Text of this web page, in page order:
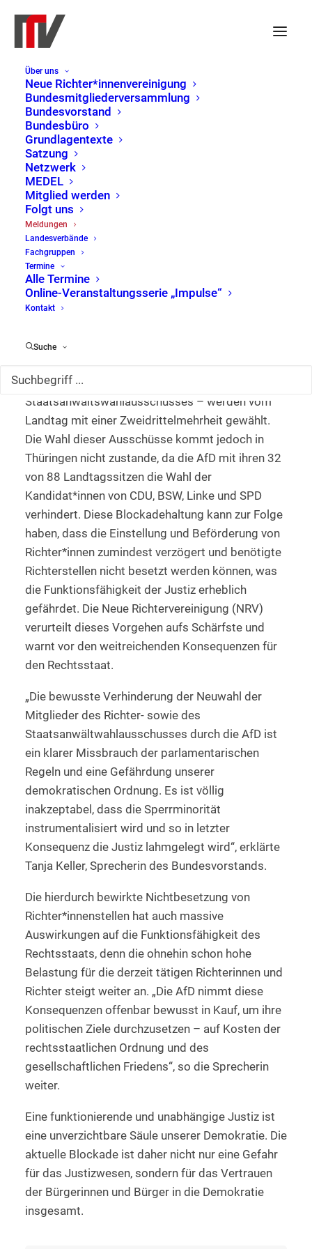
Über uns
Neue Richter*innenvereinigung
Bundesmitgliederversammlung
Bundesvorstand
Bundesbüro
Grundlagentexte
Satzung
Netzwerk
MEDEL
Mitglied werden
Folgt uns
Meldungen
Landesverbände
Fachgruppen
Termine
Alle Termine
Online-Veranstaltungsserie „Impulse“
Kontakt
Suche
Missbrauch der
Sperrminorität: AfD
blockiert
Richterwahlausschuss in
Thüringen
11. Februar 2025
Bundesvorstand
Die AfD in Thüringen missbraucht ihre
Sperrminorität im Landtag, um die Bildung des
Die parlamentarischen Mitglieder des nach der
Richterwahlausschusses – ebenso wie des
Staatsanwaltswahlausschusses – werden vom
Landtag mit einer Zweidrittelmehrheit gewählt.
Die Wahl dieser Ausschüsse kommt jedoch in
Thüringen nicht zustande, da die AfD mit ihren 32
von 88 Landtagssitzen die Wahl der
Kandidat*innen von CDU, BSW, Linke und SPD
verhindert. Diese Blockadehaltung kann zur Folge
haben, dass die Einstellung und Beförderung von
Richter*innen zumindest verzögert und benötigte
Richterstellen nicht besetzt werden können, was
die Funktionsfähigkeit der Justiz erheblich
gefährdet. Die Neue Richtervereinigung (NRV)
verurteilt dieses Vorgehen aufs Schärfste und
warnt vor den weitreichenden Konsequenzen für
den Rechtsstaat.
„Die bewusste Verhinderung der Neuwahl der
Mitglieder des Richter- sowie des
Staatsanwältwahlausschusses durch die AfD ist
ein klarer Missbrauch der parlamentarischen
Regeln und eine Gefährdung unserer
demokratischen Ordnung. Es ist völlig
inakzeptabel, dass die Sperrminorität
instrumentalisiert wird und so in letzter
Konsequenz die Justiz lahmgelegt wird“, erklärte
Tanja Keller, Sprecherin des Bundesvorstands.
Die hierdurch bewirkte Nichtbesetzung von
Richter*innenstellen hat auch massive
Auswirkungen auf die Funktionsfähigkeit des
Rechtsstaats, denn die ohnehin schon hohe
Belastung für die derzeit tätigen Richterinnen und
Richter steigt weiter an. „Die AfD nimmt diese
Konsequenzen offenbar bewusst in Kauf, um ihre
politischen Ziele durchzusetzen – auf Kosten der
rechtsstaatlichen Ordnung und des
gesellschaftlichen Friedens“, so die Sprecherin
weiter.
Eine funktionierende und unabhängige Justiz ist
eine unverzichtbare Säule unserer Demokratie. Die
aktuelle Blockade ist daher nicht nur eine Gefahr
für das Justizwesen, sondern für das Vertrauen
der Bürgerinnen und Bürger in die Demokratie
insgesamt.